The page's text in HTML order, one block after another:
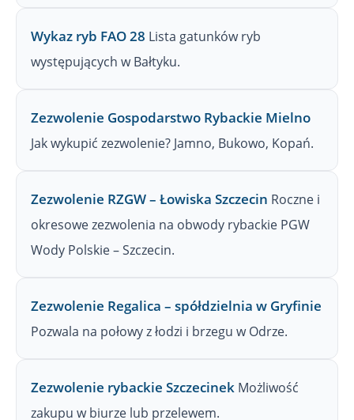
Wykaz ryb FAO 28 Lista gatunków ryb
występujących w Bałtyku.
Zezwolenie Gospodarstwo Rybackie Mielno
Jak wykupić zezwolenie? Jamno, Bukowo, Kopań.
Zezwolenie RZGW – Łowiska Szczecin Roczne i
okresowe zezwolenia na obwody rybackie PGW
Wody Polskie – Szczecin.
Zezwolenie Regalica – spółdzielnia w Gryfinie
Pozwala na połowy z łodzi i brzegu w Odrze.
Zezwolenie rybackie Szczecinek Możliwość
zakupu w biurze lub przelewem.